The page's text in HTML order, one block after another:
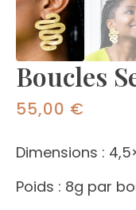
Boucles
55,00 €
Dimensions :
Poids : 8g par